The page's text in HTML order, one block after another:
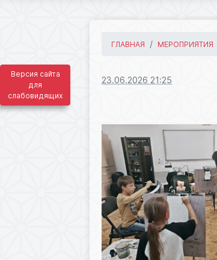
Версия сайта
для
слабовидящих
ГЛАВНАЯ МЕРОПРИЯТИЯ
23.06.2026 21:25